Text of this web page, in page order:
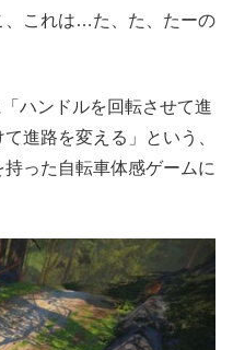
、これは…た、た、たーの
ハンドルを回転させて進
進路を変える」という、
った自転車体感ゲームに